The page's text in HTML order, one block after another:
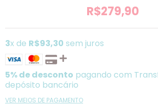
R$279,90
3x de R$93,30 sem juros
5% de desconto pagando com
depósito bancário
VER MEIOS DE PAGAMENTO